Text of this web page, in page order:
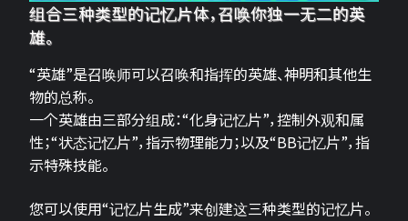
组合三种类型的记忆片体，召唤你独一无二的英
雄。
“英雄”是召唤师可以召唤和指挥的英雄、神明和其他生
物的总称。
一个英雄由三部分组成：“化身记忆片”，控制外观和属
性；“状态记忆片”，指示物理能力；以及“BB记忆片”，指
示特殊技能。
您可以使用“记忆片生成”来创建这三种类型的记忆片。